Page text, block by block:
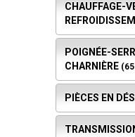
CHAUFFAGE-
POIGNÉE-
CHARNIÈRE
PIÈCES EN